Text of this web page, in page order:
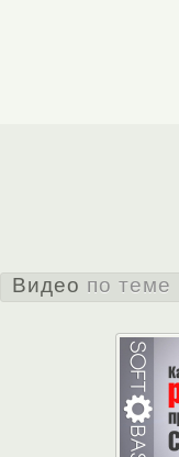
Видео по теме